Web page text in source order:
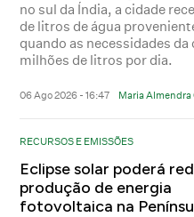
no sul da Índia, a cidade
de litros de água
quando as necessidades
milhões de litros por dia.
06 Ago 2026 - 16:47 Maria Almendra
RECURSOS E EMISSÕES
Eclipse solar poderá
produção de energia
fotovoltaica na